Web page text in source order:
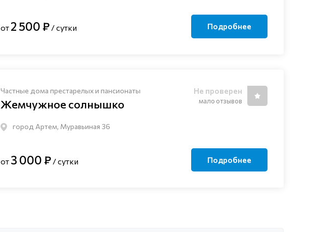
от 2 500 ₽ / сутки Подробнее
Частные дома престарелых и пансионаты
Жемчужное солнышко
город Артем, Муравьиная 36
Не проверен
мало отзывов
от 3 000 ₽ / сутки Подробнее